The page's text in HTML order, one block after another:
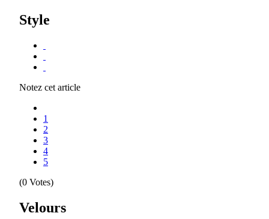
Style
Notez cet article
1
2
3
4
5
(0 Votes)
Velours